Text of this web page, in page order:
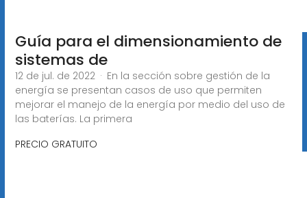
Guía para el dimensionamiento de
sistemas de
12 de jul. de 2022 · En la sección sobre gestión de la
energía se presentan casos de uso que permiten
mejorar el manejo de la energía por medio del uso de
las baterías. La primera
PRECIO GRATUITO